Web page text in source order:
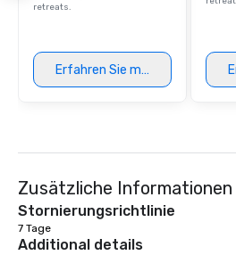
retreats.
Erfahren Sie mehr
Zusätzliche Informationen
Stornierungsrichtlinie
7 Tage
Additional details